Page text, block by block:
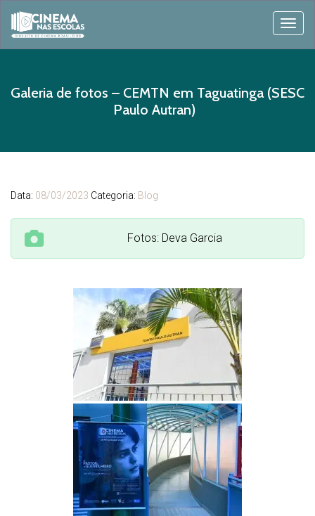
Galeria de fotos – CEMTN em Taguatinga (SESC
Paulo Autran)
Data: 08/03/2023 Categoria: Blog
Fotos: Deva Garcia